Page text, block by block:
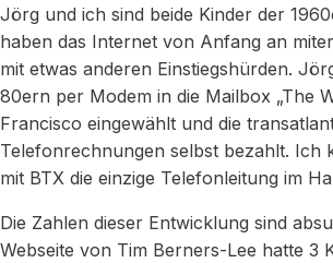
Jörg und ich sind beide Kinder der
haben das Internet von Anfang an
mit etwas anderen Einstiegshürden.
80ern per Modem in die Mailbox „The
Francisco eingewählt und die
Telefonrechnungen selbst bezahlt. Ich
mit BTX die einzige Telefonleitung im
Die Zahlen dieser Entwicklung sind
Webseite von Tim Berners-Lee hatte 3